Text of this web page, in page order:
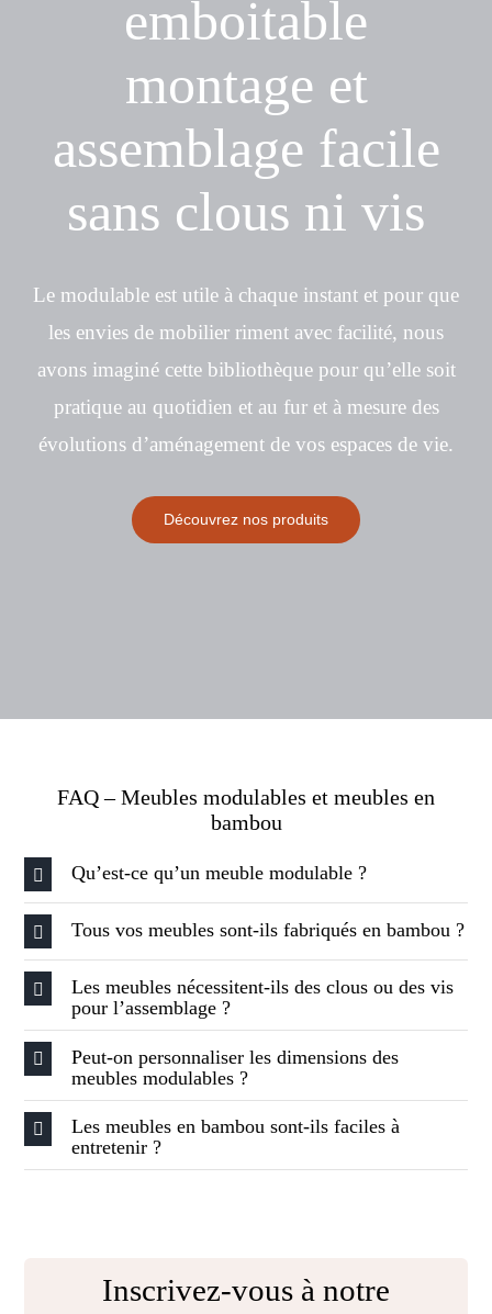
emboitable
montage et
assemblage facile
sans clous ni vis
Le modulable est utile à chaque instant et pour que
les envies de mobilier riment avec facilité, nous
avons imaginé cette bibliothèque pour qu’elle soit
pratique au quotidien et au fur et à mesure des
évolutions d’aménagement de vos espaces de vie.
Découvrez nos produits
FAQ – Meubles modulables et meubles en
bambou
Qu’est-ce qu’un meuble modulable ?
Tous vos meubles sont-ils fabriqués en bambou ?
Les meubles nécessitent-ils des clous ou des vis
pour l’assemblage ?
Peut-on personnaliser les dimensions des
meubles modulables ?
Les meubles en bambou sont-ils faciles à
entretenir ?
Inscrivez-vous à notre